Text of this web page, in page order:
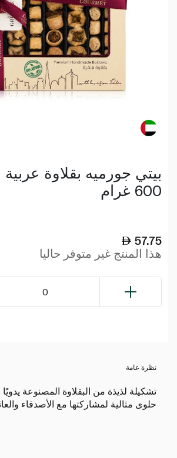
بيتي جورميه بقلاوة
600 غرام
57.75
هذا المنتج غير متوفر حاليا
0
نظرة عامة
تشكيلة لذيذة من البقلاوة المصنوعة
حلوى مثالية لمشاركتها مع الأصدقاء